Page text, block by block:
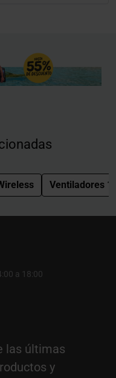
Ventiladores
a 18:00
las últimas
y